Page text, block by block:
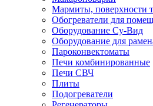
Мармиты, поверхности
Обогреватели для
Оборудование Су-Bид
Оборудование для
Пароконвектоматы
Печи комбинированные
Печи СВЧ
Плиты
Подогреватели